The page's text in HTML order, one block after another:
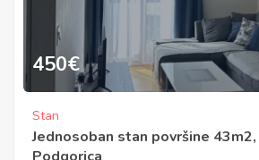
450€
Stan
Jednosoban stan površine